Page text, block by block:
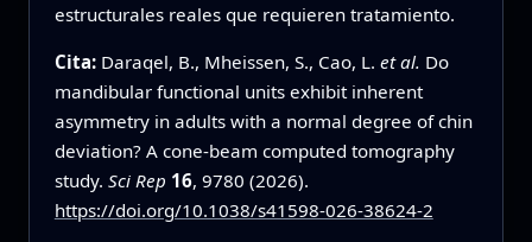
estructurales reales que requieren tratamiento.
Cita: Daraqel, B., Mheissen, S., Cao, L. et al. Do
mandibular functional units exhibit inherent
asymmetry in adults with a normal degree of chin
deviation? A cone-beam computed tomography
study. Sci Rep 16, 9780 (2026).
https://doi.org/10.1038/s41598-026-38624-2